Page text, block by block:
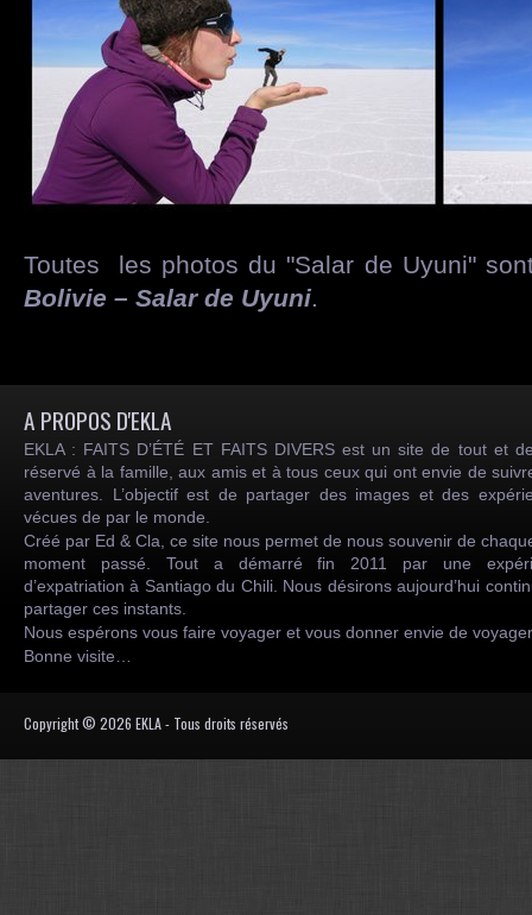
Toutes les photos du "Salar de Uyuni"
Bolivie – Salar de Uyuni.
A PROPOS D'EKLA
EKLA : FAITS D’ÉTÉ ET FAITS DIVERS est un site de tout et
réservé à la famille, aux amis et à tous ceux qui ont envie de
aventures. L’objectif est de partager des images et des
vécues de par le monde.
Créé par Ed & Cla, ce site nous permet de nous souvenir de
moment passé. Tout a démarré fin 2011 par une
d’expatriation à Santiago du Chili. Nous désirons aujourd’hui
partager ces instants.
Nous espérons vous faire voyager et vous donner envie de
Bonne visite…
Copyright © 2026 EKLA - Tous droits réservés